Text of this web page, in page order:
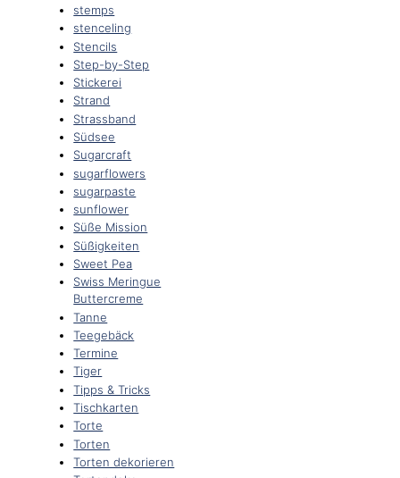
stemps
stenceling
Stencils
Step-by-Step
Stickerei
Strand
Strassband
Südsee
Sugarcraft
sugarflowers
sugarpaste
sunflower
Süße Mission
Süßigkeiten
Sweet Pea
Swiss Meringue
Buttercreme
Tanne
Teegebäck
Termine
Tiger
Tipps & Tricks
Tischkarten
Torte
Torten
Torten dekorieren